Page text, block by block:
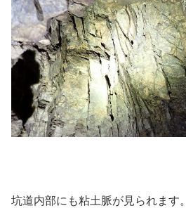
坑道内部にも粘土脈が見られます。